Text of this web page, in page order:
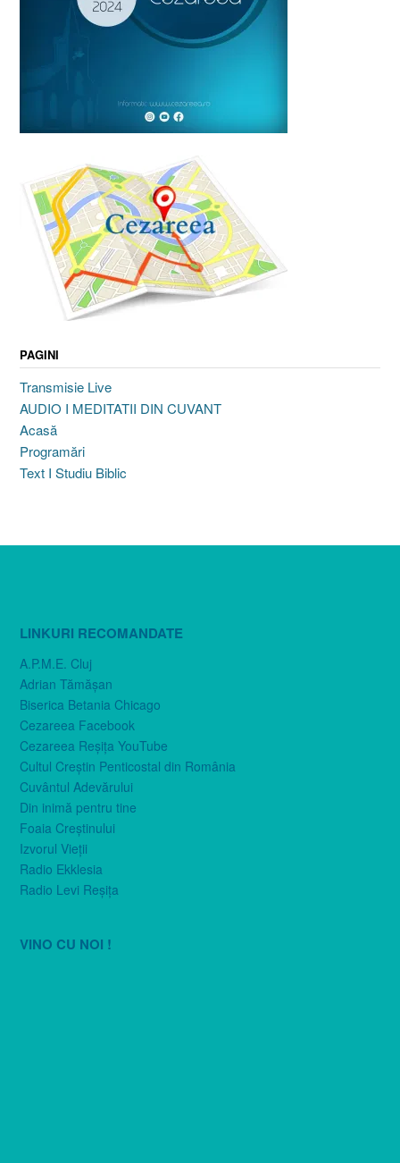
PAGINI
Transmisie Live
AUDIO I MEDITATII DIN CUVANT
Acasă
Programări
Text I Studiu Biblic
LINKURI RECOMANDATE
A.P.M.E. Cluj
Adrian Tămăşan
Biserica Betania Chicago
Cezareea Facebook
Cezareea Reşiţa YouTube
Cultul Creştin Penticostal din România
Cuvântul Adevărului
Din inimă pentru tine
Foaia Creştinului
Izvorul Vieţii
Radio Ekklesia
Radio Levi Reşiţa
VINO CU NOI !